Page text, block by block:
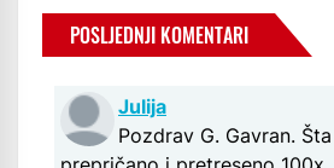
POSLJEDNJI KOMENTARI
Julija
Pozdrav G. Gavran.